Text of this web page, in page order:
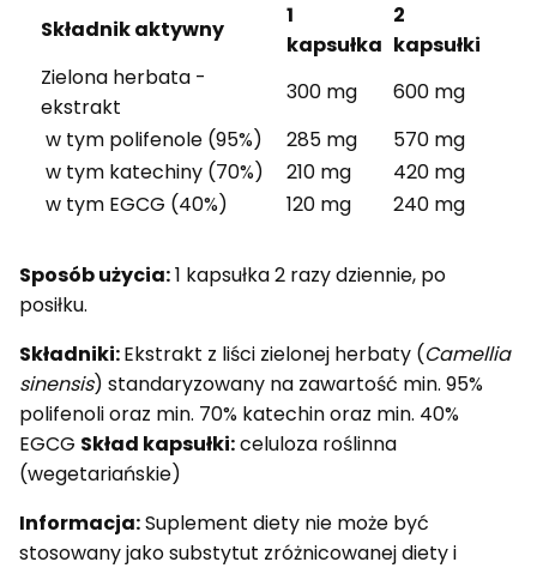
Składnik aktywny
1
kapsułka
2
kapsułki
Zielona herbata -
ekstrakt
300 mg
600 mg
w tym polifenole (95%)
285 mg
570 mg
w tym katechiny (70%)
210 mg
420 mg
w tym EGCG (40%)
120 mg 240 mg
Sposób użycia:1 kapsułka 2 razy dziennie, po
posiłku.
Składniki:Ekstrakt z liści zielonej herbaty (Camellia
sinensis) standaryzowany na zawartość min. 95%
polifenoli oraz min. 70% katechin oraz min. 40%
EGCG Skład kapsułki:celuloza roślinna
(wegetariańskie)
Informacja:Suplement diety nie może być
stosowany jako substytut zróżnicowanej diety i